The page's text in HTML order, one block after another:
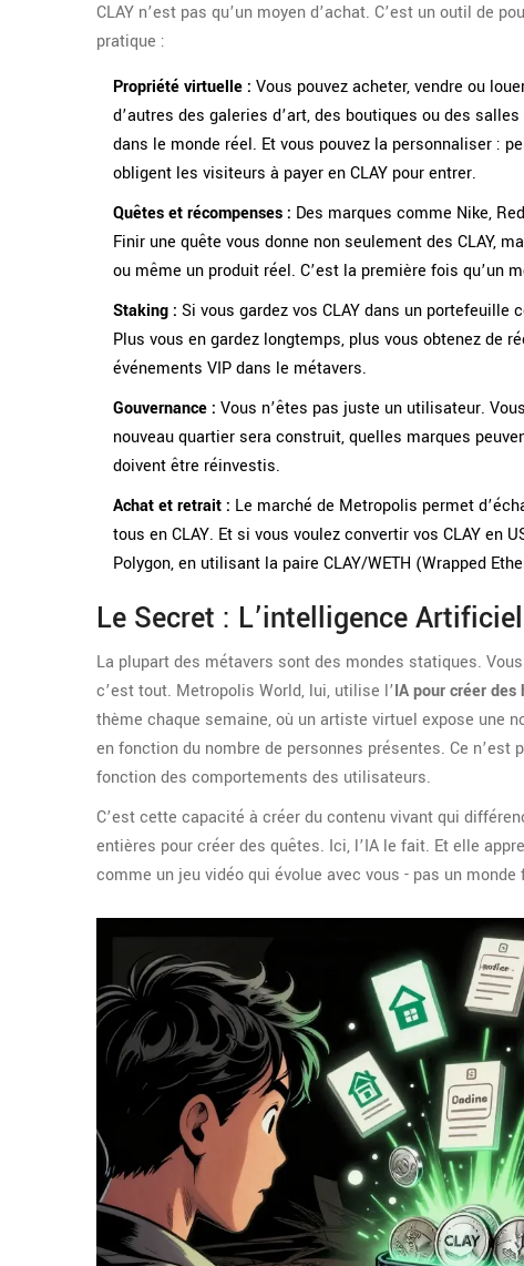
CLAY n’est pas qu’un moyen d’achat. C’est un outil de
pratique :
Propriété virtuelle : Vous pouvez acheter, vendre ou
d’autres des galeries d’art, des boutiques ou des
dans le monde réel. Et vous pouvez la personnaliser :
obligent les visiteurs à payer en CLAY pour entrer.
Quêtes et récompenses : Des marques comme Nike,
Finir une quête vous donne non seulement des CLAY,
ou même un produit réel. C’est la première fois qu’un
Staking : Si vous gardez vos CLAY dans un
Plus vous en gardez longtemps, plus vous obtenez de
événements VIP dans le métavers.
Gouvernance : Vous n’êtes pas juste un utilisateur.
nouveau quartier sera construit, quelles marques
doivent être réinvestis.
Achat et retrait : Le marché de Metropolis permet
tous en CLAY. Et si vous voulez convertir vos CLAY en
Polygon, en utilisant la paire CLAY/WETH (Wrapped
Le Secret : L’intelligence
La plupart des métavers sont des mondes statiques.
c’est tout. Metropolis World, lui, utilise l’IA pour créer
thème chaque semaine, où un artiste virtuel expose une
en fonction du nombre de personnes présentes. Ce n’est
fonction des comportements des utilisateurs.
C’est cette capacité à créer du contenu vivant qui
entières pour créer des quêtes. Ici, l’IA le fait. Et elle
comme un jeu vidéo qui évolue avec vous - pas un monde